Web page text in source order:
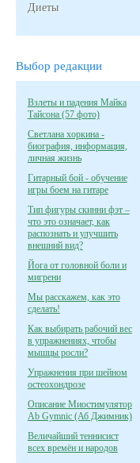
Диеты
Выбор редакции
Взлеты и падения Майка
Тайсона (57 фото)
Светлана хоркина -
биография, информация,
личная жизнь
Гитарный бой - обучение
игры боем на гитаре
Тип фигуры скинни фэт –
что это означает, как
распознать и улучшить
внешний вид?
Йога от головной боли и
мигрени
Мы расскажем, как это
сделать!
Как выбирать рабочий вес
в упражнениях, чтобы
мышцы росли?
Упражнения при шейном
остеохондрозе
Описание Миостимулятор
Ab Gymnic (Аб Джимник)
Величайший теннисист
всех времён и народов